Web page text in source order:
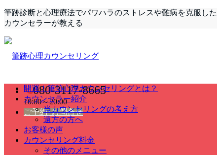
筆跡診断と心理療法でパワハラのストレスや難病を克服した
カウンセラーが教える
080-3117-8665
10:00～20:00
ご予約･お問合せ
開運！筆跡心理カウンセリングとは？
カウンセラー紹介
当カウンセリングの考え方
遠方の方へ
お客様の声
カウンセリング料金
その他のメニュー